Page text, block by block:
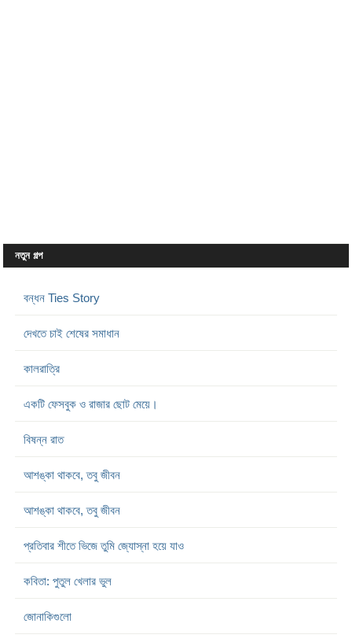
নতুন গল্প
বন্ধন Ties Story
দেখতে চাই শেষের সমাধান
কালরাত্রি
একটি ফেসবুক ও রাজার ছোট মেয়ে।
বিষন্ন রাত
আশঙ্কা থাকবে, তবু জীবন
আশঙ্কা থাকবে, তবু জীবন
প্রতিবার শীতে ভিজে তুমি জ্যোস্না হয়ে যাও
কবিতা: পুতুল খেলার ভুল
জোনাকিগুলো